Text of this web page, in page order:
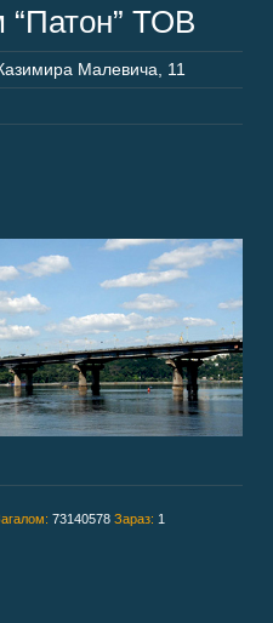
“Патон” ТОВ
Малевича, 11
73140578 Зараз: 1